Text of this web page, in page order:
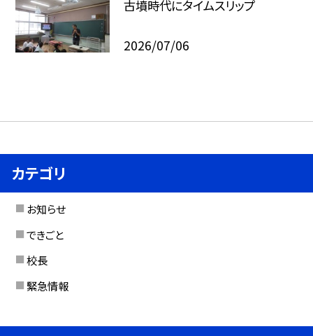
古墳時代にタイムスリップ
2026/07/06
カテゴリ
お知らせ
できごと
校長
緊急情報